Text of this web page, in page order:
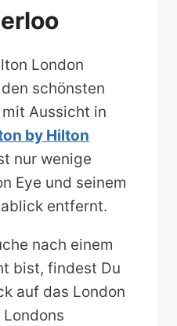
London
schönsten
Aussicht in
by Hilton
nur wenige
Eye und seinem
entfernt.
nach einem
bist, findest Du
auf das London
Londons